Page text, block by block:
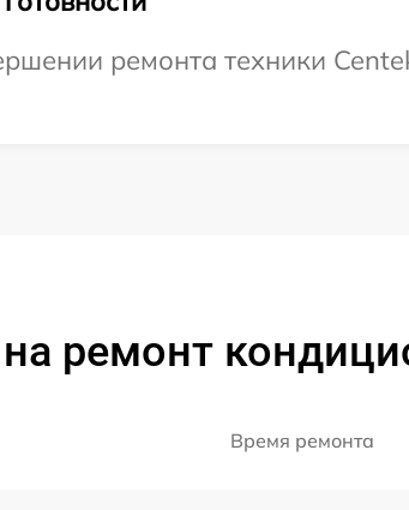
ремонта техники
ремонт
Время ремонта